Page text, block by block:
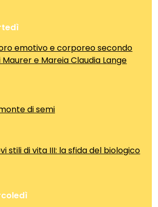
emotivo e corporeo secondo
Maurer e Mareia Claudia Lange
di semi
stili di vita III: la sfida del biologico